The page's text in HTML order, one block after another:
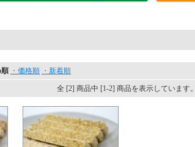
順 ・価格順 ・新着順
全 [2] 商品中 [1-2] 商品を表示しています